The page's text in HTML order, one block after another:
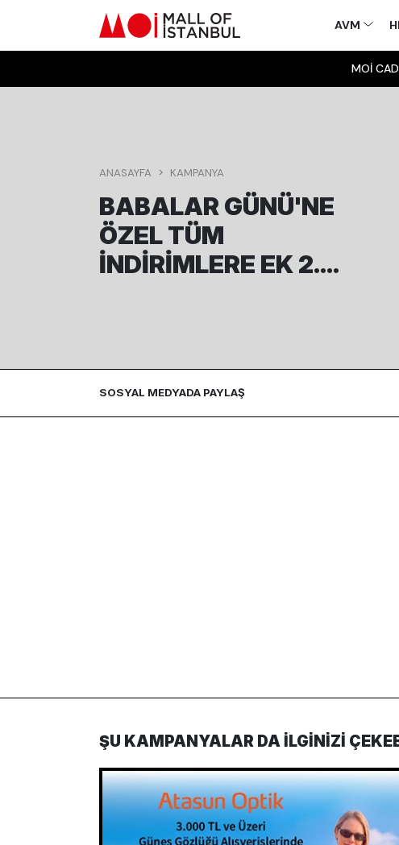
AVM
MOİ
ANASAYFA KAMPANYA
BABALAR GÜNÜ'NE
ÖZEL TÜM
İNDIRIMLERE EK 2.
SOSYAL MEDYADA PAYLAŞ
ŞU KAMPANYALAR DA ILGINIZI